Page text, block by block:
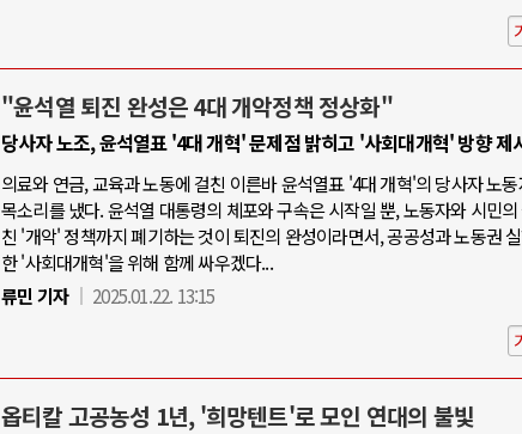
"윤석열 퇴진 완성은 4대 개악정책 정상화"
당사자 노조, 윤석열표 '4대 개혁' 문제점 밝히고 '사회대개혁' 방향 제
의료와 연금, 교육과 노동에 걸친 이른바 윤석열표 '4대 개혁'의 당사자 노
목소리를 냈다. 윤석열 대통령의 체포와 구속은 시작일 뿐, 노동자와 시민
친 '개악' 정책까지 폐기하는 것이 퇴진의 완성이라면서, 공공성과 노동권
한 '사회대개혁'을 위해 함께 싸우겠다...
류민 기자
2025.01.22. 13:15
옵티칼 고공농성 1년, '희망텐트'로 모인 연대의 불빛